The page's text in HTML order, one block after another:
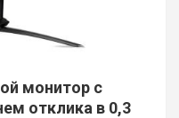
монитор с
отклика в 0,3